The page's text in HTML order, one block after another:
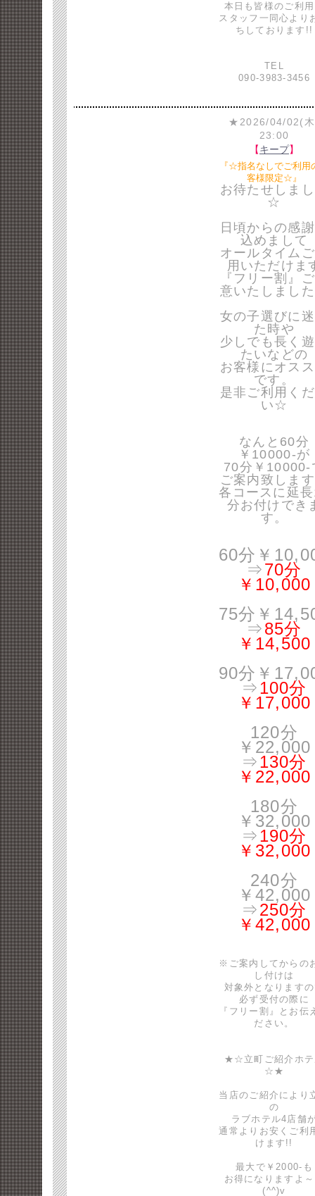
本日も皆様のご利
スタッフ一同心より
ちしております!!
TEL
090-3983-3456
★2026/04/02(
23:00
【キープ】
『☆指名なしでご利用
客様限定☆』
お待たせしま
☆
日頃からの感
込めまして
オールタイム
用いただけま
『フリー割』
意いたしまし
女の子選びに
た時や
少しでも長く
たいなどの
お客様にオス
です。
是非ご利用く
い☆
なんと60分
￥10000-が
70分￥10000-
ご案内致しま
各コースに延
分お付けでき
す。
60分￥
⇒70分
￥10,000
75分￥
⇒85分
￥14,500
90分￥
⇒100分
￥17,000
120分
￥22,000
⇒130分
￥22,000
180分
￥32,000
⇒190分
￥32,000
240分
￥42,000
⇒250分
￥42,000
※ご案内してからの
し付けは
対象外となります
必ず受付の際に
『フリー割』とお伝
ださい。
★☆立町ご紹介ホ
☆★
当店のご紹介により
の
ラブホテル4店舗
通常よりお安くご利
けます!!
最大で￥2000-も
お得になりますよ
(^^)v